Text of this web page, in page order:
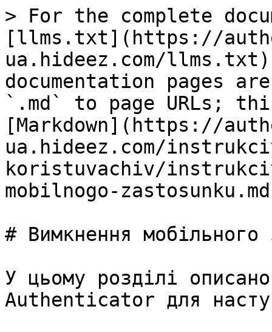
> For the complete
[llms.txt](https://
ua.hideez.com/
documentation pages
`.md` to page URLs;
[Markdown](https://
ua.hideez.com/
koristuvachiv/
mobilnogo-
# Вимкнення мобільного
У цьому розділі
Authenticator для